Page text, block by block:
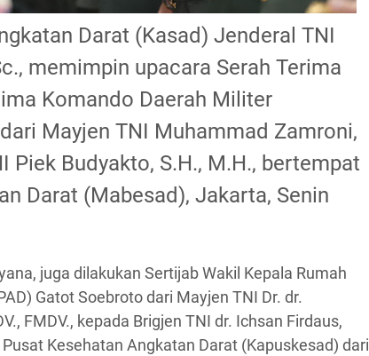
Darat (Kasad) Jenderal TNI
memimpin upacara Serah Terima
Komando Daerah Militer
Mayjen TNI Muhammad Zamroni,
Piek Budyakto, S.H., M.H., bertempat
Darat (Mabesad), Jakarta, Senin
juga dilakukan Sertijab Wakil Kepala Rumah
Gatot Soebroto dari Mayjen TNI Dr. dr.
FMDV., kepada Brigjen TNI dr. Ichsan Firdaus,
Kesehatan Angkatan Darat (Kapuskesad) dari